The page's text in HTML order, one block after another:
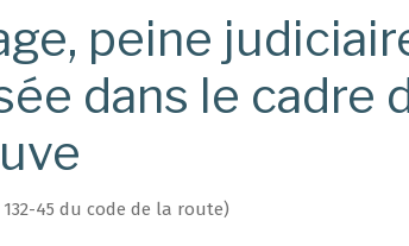
peine
dans le cadre
132-45 du code de la route)